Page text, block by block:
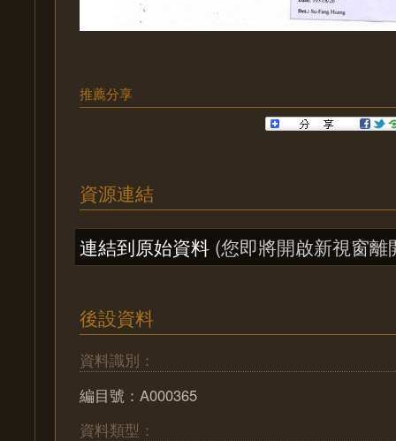
推薦分享
資源連結
連結到原始資料 (您即將開啟新視窗離
後設資料
資料識別：
編目號：A000365
資料類型：